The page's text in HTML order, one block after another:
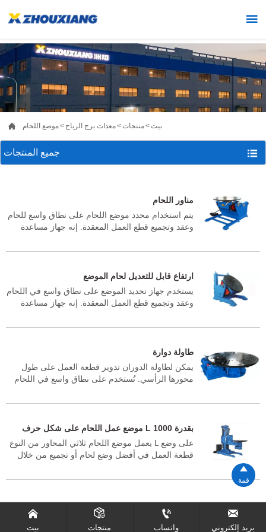

 بيت>منتجات>معدات برج الرياح >موضع اللحام
جميع المنتجات 
مناور اللحام
يتم استخدام محدد موضع اللحام على نطاق واسع للحام
وعقد وتجميع قطع العمل المعقدة. إنه جهاز مساعدة
الفولاذية مثل تصنيع الأوعية الكيميائية الصغيرة. يتكون
الدوران للطاولة، وتروس التقليب للطاولة، ومجموعة
التحكم الكهربائية وتوصيل تيار اللحام. لديها مظهر جميل
وهيكل مدمج.
ارتفاع قابل للتعديل لحام الموضع
يستخدم جهاز تحديد الموضع على نطاق واسع في اللحام
وعقد وتجميع قطع العمل المعقدة. إنه جهاز مساعدة
الفولاذية مثل تصنيع الأوعية الكيميائية الصغيرة. يتكون
الدوران لطاولة العمل، وآلية التقليب لطاولة العمل،
ومجموعة التحكم الكهربائية وإطار الرفع. إنه ذو مظهر
جميل وبنية مدمجة.
طاولة دوارة
يمكن لطاولة الدوران تدوير قطعة العمل على طول
محورها الرأسي. تُستخدم على نطاق واسع في اللحام
والكفاءة العالية والسلامة والموثوقية والتكلفة
وطاولة ونظام تحكم. يتميز المحمل الدوار بجاذبية
منخفضة ويسهل تفريغ قطعة العمل. الآلة بأكملها
مدمجة
موضع عمل اللحام على شكل حرف L بقدرة 1000
كجم
يعمل موضع اللحام ثلاثي المحاور من النوع L على وضع
قطعة العمل في أفضل وضع لحام أو تجميع من خلال
معدات اللحام الأخرى لتشكيل آلة لحام شبه آلية أو آلية

بيت

منتجات

واتساب

بريد إلكتروني

قمة